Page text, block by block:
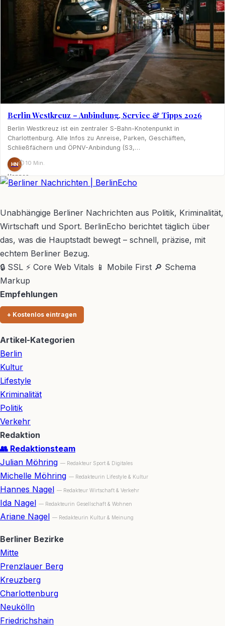
Berlin Westkreuz – Anbindung, Service & Tipps 2026
Berlin Westkreuz ist ein zentraler S-Bahn-Knotenpunkt in
Charlottenburg. Alle Infos zu Anreise, Parken, Geschäften,
Schließfächern und ÖPNV-Anbindung (S3,…
HN
Hannes
Nagel
⏱ 10 Min.
Unabhängige Berliner Nachrichten aus Politik, Kriminalität,
Wirtschaft und Sport. BerlinEcho berichtet täglich über
das, was die Hauptstadt bewegt – schnell, präzise, mit
echtem Berliner Bezug.
🔒 SSL ⚡ Core Web Vitals 📱 Mobile First 🔎 Schema
Markup
Empfehlungen
+ Kostenlos eintragen
Artikel-Kategorien
Berlin
Kultur
Lifestyle
Kriminalität
Politik
Verkehr
Redaktion
👥 Redaktionsteam
Julian Möhring — Redakteur Sport & Digitales
Michelle Möhring — Redakteurin Lifestyle & Kultur
Hannes Nagel — Redakteur Wirtschaft & Verkehr
Ida Nagel — Redakteurin Gesellschaft & Wohnen
Ariane Nagel — Redakteurin Kultur & Meinung
Berliner Bezirke
Mitte
Prenzlauer Berg
Kreuzberg
Charlottenburg
Neukölln
Friedrichshain